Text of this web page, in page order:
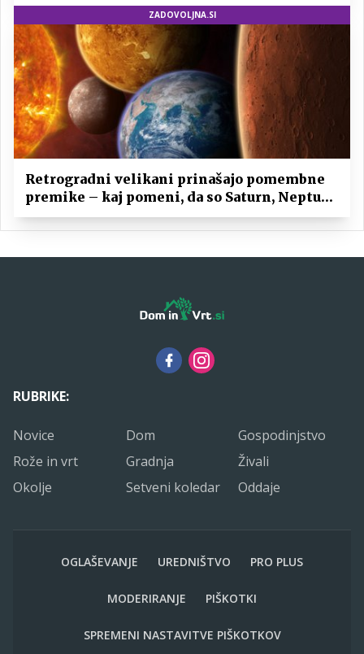
ZADOVOLJNA.SI
Retrogradni velikani prinašajo pomembne
premike – kaj pomeni, da so Saturn, Neptun
in Pluton hkrati retrogradni?
RUBRIKE:
Novice Dom
Gospodinjstvo
Rože in vrt
Gradnja
Živali
Okolje
Setveni koledar Oddaje
OGLAŠEVANJE UREDNIŠTVO PRO PLUS
MODERIRANJE PIŠKOTKI
SPREMENI NASTAVITVE PIŠKOTKOV